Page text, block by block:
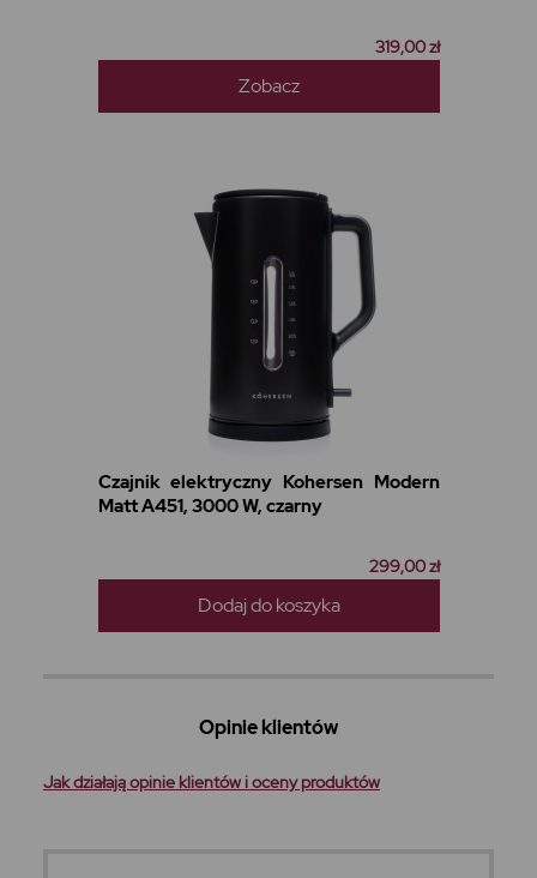
319,00 zł
Zobacz
Czajnik elektryczny Kohersen Modern
Matt A451, 3000 W, czarny
299,00 zł
Dodaj do koszyka
Opinie klientów
Jak działają opinie klientów i oceny produktów